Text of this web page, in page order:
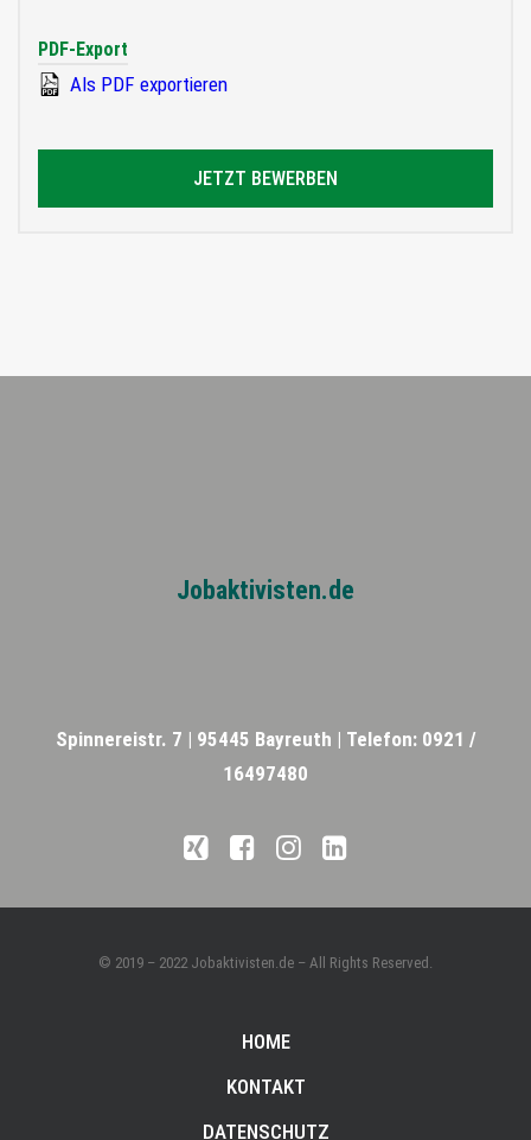
PDF-Export
Als PDF exportieren
JETZT BEWERBEN
Jobaktivisten.de
Spinnereistr. 7 | 95445 Bayreuth | Telefon: 0921 /
16497480
© 2019 – 2022 Jobaktivisten.de – All Rights Reserved.
HOME
KONTAKT
DATENSCHUTZ